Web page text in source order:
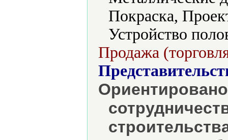
Покраска,
Устройство
Продажа